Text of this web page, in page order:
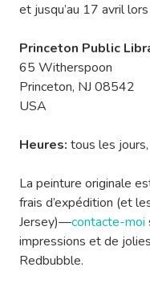
et jusqu’au 17 avril
Princeton Public
65 Witherspoon
Princeton, NJ 08542
USA
Heures: tous les
La peinture originale
frais d’expédition (et
Jersey)—contacte-moi
impressions et de
Redbubble.